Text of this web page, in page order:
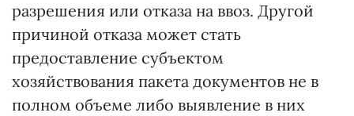
разрешения или отказа на ввоз. Другой
причиной отказа может стать
предоставление субъектом
хозяйствования пакета документов не в
полном объеме либо выявление в них